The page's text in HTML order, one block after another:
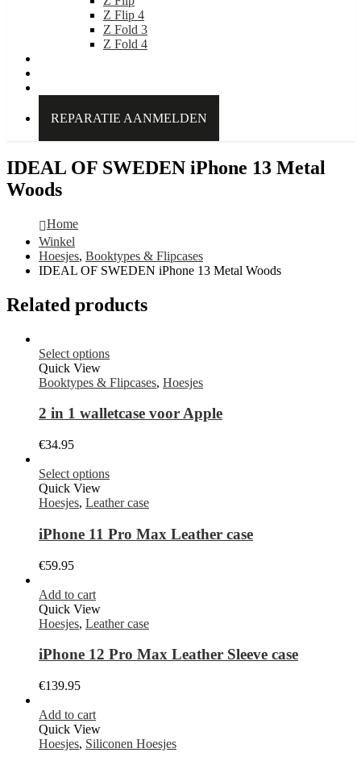
Z Flip 4
Z Fold 3
Z Fold 4
REPARATIE AANMELDEN
IDEAL OF SWEDEN iPhone 13 Metal
Woods
Home
Winkel
Hoesjes, Booktypes & Flipcases
IDEAL OF SWEDEN iPhone 13 Metal Woods
Related products
Select options
Quick View
Booktypes & Flipcases, Hoesjes
2 in 1 walletcase voor Apple
€34.95
Select options
Quick View
Hoesjes, Leather case
iPhone 11 Pro Max Leather case
€59.95
Add to cart
Quick View
Hoesjes, Leather case
iPhone 12 Pro Max Leather Sleeve case
€139.95
Add to cart
Quick View
Hoesjes, Siliconen Hoesjes